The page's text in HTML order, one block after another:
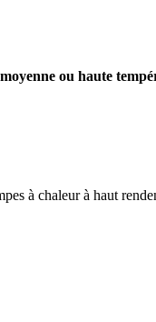
ou haute
à chaleur à haut